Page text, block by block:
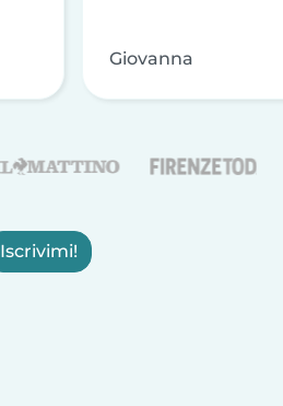
Giovanna
Iscrivimi!